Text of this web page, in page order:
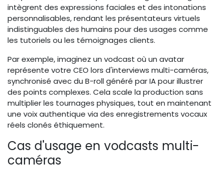
intègrent des expressions faciales et des intonations
personnalisables, rendant les présentateurs virtuels
indistinguables des humains pour des usages comme
les tutoriels ou les témoignages clients.
Par exemple, imaginez un vodcast où un avatar
représente votre CEO lors d'interviews multi-caméras,
synchronisé avec du B-roll généré par IA pour illustrer
des points complexes. Cela scale la production sans
multiplier les tournages physiques, tout en maintenant
une voix authentique via des enregistrements vocaux
réels clonés éthiquement.
Cas d'usage en vodcasts multi-
caméras